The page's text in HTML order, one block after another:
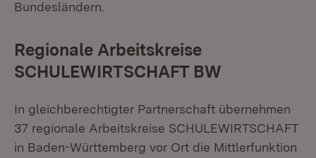
Bundesländern.
Regionale Arbeitskreise
SCHULEWIRTSCHAFT BW
In gleichberechtigter Partnerschaft übernehmen
37 regionale Arbeitskreise SCHULEWIRTSCHAFT
in Baden-Württemberg vor Ort die Mittlerfunktion